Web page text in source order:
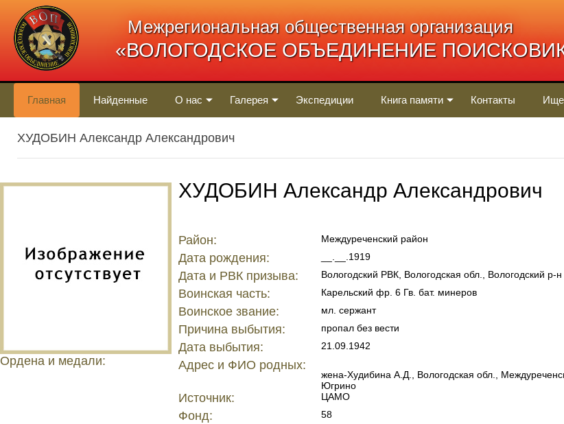
Межрегиональная общественная организация
«ВОЛОГОДСКОЕ ОБЪЕДИНЕНИЕ
Главная Найденные О нас Галерея Экспедиции Книга памяти Контакты
ХУДОБИН Александр Александрович
Ордена и медали:
ХУДОБИН Александр Александрович
Район: Междуреченский район
Дата рождения: __.__.1919
Дата и РВК призыва: Вологодский РВК, Вологодская обл., Вологодский р-н
Воинская часть: Карельский фр. 6 Гв. бат. минеров
Воинское звание: мл. сержант
Причина выбытия: пропал без вести
Дата выбытия: 21.09.1942
Адрес и ФИО родных:
жена-Худибина А.Д., Вологодская обл.,
Югрино
Источник: ЦАМО
Фонд: 58